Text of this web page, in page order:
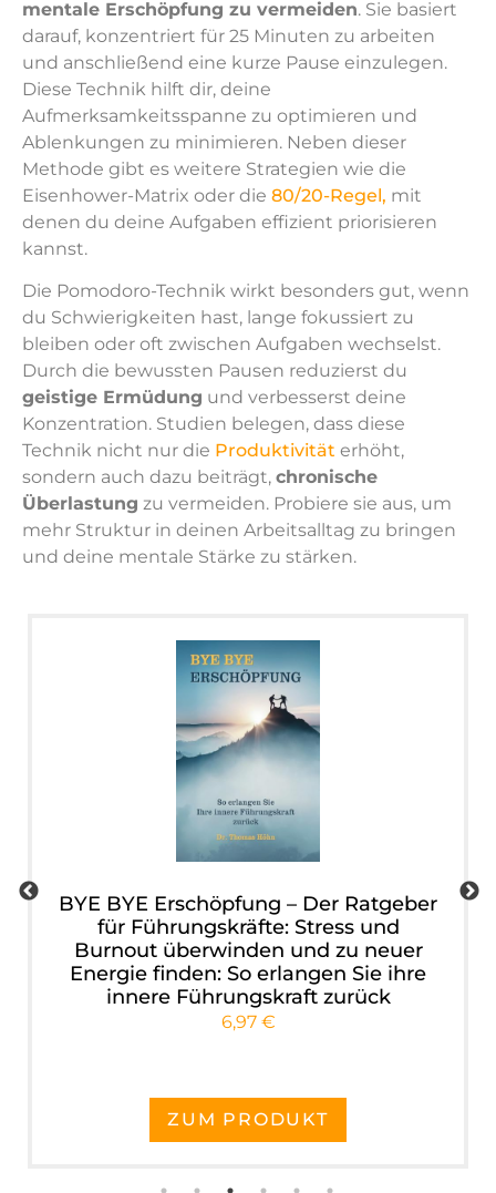
mentale Erschöpfung zu vermeiden. Sie basiert
darauf, konzentriert für 25 Minuten zu arbeiten
und anschließend eine kurze Pause einzulegen.
Diese Technik hilft dir, deine
Aufmerksamkeitsspanne zu optimieren und
Ablenkungen zu minimieren. Neben dieser
Methode gibt es weitere Strategien wie die
Eisenhower-Matrix oder die 80/20-Regel, mit
denen du deine Aufgaben effizient priorisieren
kannst.
Die Pomodoro-Technik wirkt besonders gut, wenn
du Schwierigkeiten hast, lange fokussiert zu
bleiben oder oft zwischen Aufgaben wechselst.
Durch die bewussten Pausen reduzierst du
geistige Ermüdung und verbesserst deine
Konzentration. Studien belegen, dass diese
Technik nicht nur die Produktivität erhöht,
sondern auch dazu beiträgt, chronische
Überlastung zu vermeiden. Probiere sie aus, um
mehr Struktur in deinen Arbeitsalltag zu bringen
und deine mentale Stärke zu stärken.
BYE BYE Erschöpfung – Der Ratgeber
für Führungskräfte: Stress und
Burnout überwinden und zu neuer
Energie finden: So erlangen Sie ihre
innere Führungskraft zurück
6,97 €
ZUM PRODUKT